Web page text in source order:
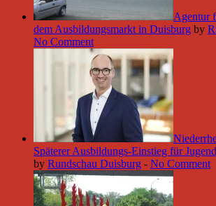
Agentur
dem Ausbildungsmarkt in Duisburg by
No Comment
Späterer Ausbildungs-Einstieg für
by Rundschau Duisburg - No Comment